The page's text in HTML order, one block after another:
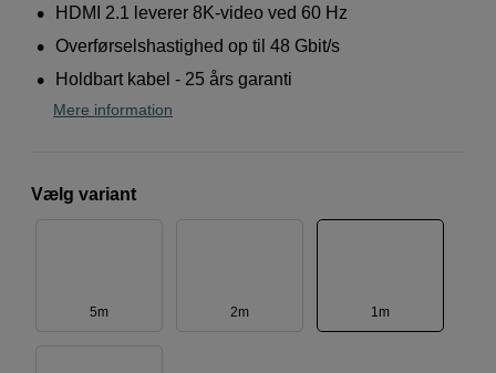
HDMI 2.1 leverer 8K-video ved 60 Hz
Overførselshastighed op til 48 Gbit/s
Holdbart kabel - 25 års garanti
Mere information
Vælg variant
5m 2m 1m